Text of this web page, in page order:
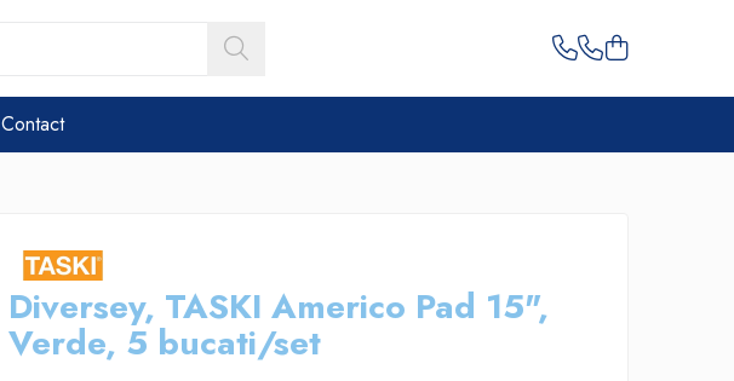
Contact
Diversey, TASKI Americo Pad 15",
Verde, 5 bucati/set